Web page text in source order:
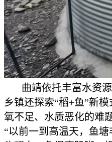
曲靖依托丰富水资源
乡镇还探索“稻+鱼”新
氧不足、水质恶化的难
“以前一到高温天，鱼